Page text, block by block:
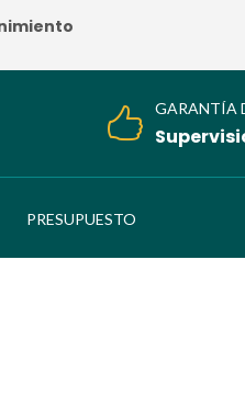
GARANTÍA
PRESUPUESTO